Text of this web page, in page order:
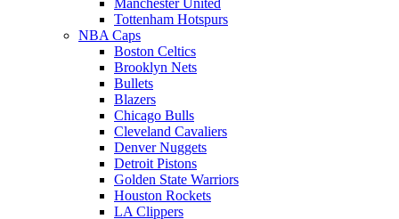
Manchester United
Tottenham Hotspurs
NBA Caps
Boston Celtics
Brooklyn Nets
Bullets
Blazers
Chicago Bulls
Cleveland Cavaliers
Denver Nuggets
Detroit Pistons
Golden State Warriors
Houston Rockets
LA Clippers